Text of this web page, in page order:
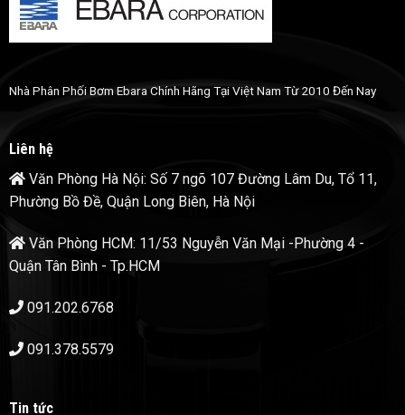
Nhà Phân Phối Bơm Ebara Chính Hãng Tại Việt Nam Từ 2010 Đến Nay
Liên hệ
Văn Phòng Hà Nội: Số 7 ngõ 107 Đường Lâm Du, Tổ 11,
Phường Bồ Đề, Quận Long Biên, Hà Nội
Văn Phòng HCM: 11/53 Nguyễn Văn Mại -Phường 4 -
Quận Tân Bình - Tp.HCM
091.202.6768
091.378.5579
Tin tức